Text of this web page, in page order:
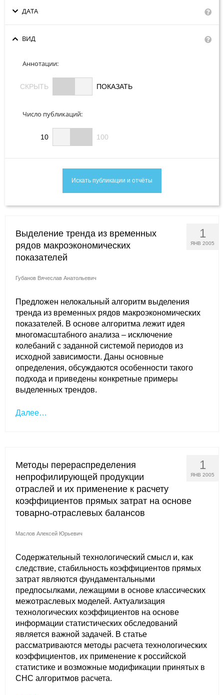
Редакционная этика
Общие требования
Научные труды
Редакционная этика
Информация для авторов
Стандарты оформления
Семинары
Энергетический семинар
Российско-французский семинар
ЦДУ
Inforum
Ученый совет
Материалы
О совете
Регулярные прогнозы
Квартальный прогноз
Краткосрочный прогноз
Оценка индекса промышленного
производства
Российская Система Климатического
Мониторинга
ДАТА
ВИД
Аннотации:
CКРЫТЬ ПОКАЗАТЬ
Число публикаций:
10 100
1
ЯНВ 2005
Выделение тренда из временных
рядов макроэкономических
показателей
Губанов Вячеслав Анатольевич
Предложен нелокальный алгоритм выделения
тренда из временных рядов макроэкономических
показателей. В основе алгоритма лежит идея
многомасштабного анализа – исключение
колебаний с заданной системой периодов из
исходной зависимости. Даны основные
определения, обсуждаются особенности такого
подхода и приведены конкретные примеры
выделенных трендов.
Далее…
1
ЯНВ 2005
Методы перераспределения
непрофилирующей продукции
отраслей и их применение к расчету
коэффициентов прямых затрат на основе
товарно-отраслевых балансов
Маслов Алексей Юрьевич
Содержательный технологический смысл и, как
следствие, стабильность коэффициентов прямых
затрат являются фундаментальными
предпосылками, лежащими в основе классических
межотраслевых моделей. Актуализация
технологических коэффициентов на основе
информации статистических обследований
является важной задачей. В статье
рассматриваются методы расчета технологических
коэффициентов, их применение к российской
статистике и возможные модификации принятых в
СНС алгоритмов расчета.